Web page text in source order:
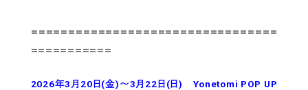
＝＝＝＝＝＝＝＝＝＝＝＝＝＝＝＝＝＝＝＝＝＝＝＝＝＝＝＝＝＝＝＝＝
＝＝＝＝＝＝＝＝＝＝＝
2026年3月20日(金)～3月22日(日) Yonetomi POP UP